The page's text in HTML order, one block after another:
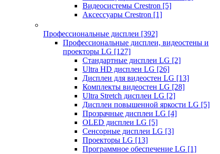
Видеосистемы Crestron [5]
Аксессуары Crestron [1]
Профессиональные дисплеи [392]
Профессиональные дисплеи, видеостены и
проекторы LG [127]
Стандартные дисплеи LG [2]
Ultra HD дисплеи LG [26]
Дисплеи для видеостен LG [13]
Комплекты видеостен LG [28]
Ultra Stretch дисплеи LG [2]
Дисплеи повышенной яркости LG [5]
Прозрачные дисплеи LG [4]
OLED дисплеи LG [5]
Сенсорные дисплеи LG [3]
Проекторы LG [13]
Программное обеспечение LG [1]